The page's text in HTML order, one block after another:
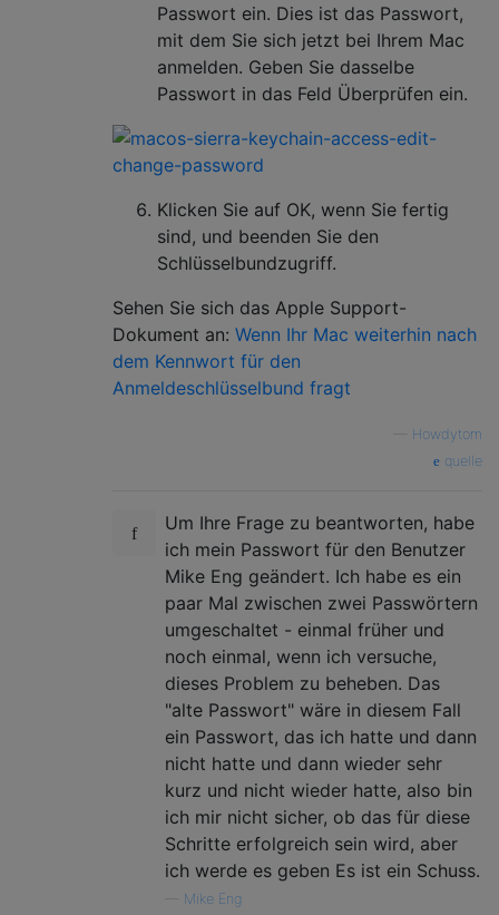
Passwort ein. Dies ist das Passwort,
mit dem Sie sich jetzt bei Ihrem Mac
anmelden. Geben Sie dasselbe
Passwort in das Feld Überprüfen ein.
Klicken Sie auf OK, wenn Sie fertig
sind, und beenden Sie den
Schlüsselbundzugriff.
Sehen Sie sich das Apple Support-
Dokument an: Wenn Ihr Mac weiterhin nach
dem Kennwort für den
Anmeldeschlüsselbund fragt
Howdytom
quelle
Um Ihre Frage zu beantworten, habe
ich mein Passwort für den Benutzer
Mike Eng geändert. Ich habe es ein
paar Mal zwischen zwei Passwörtern
umgeschaltet - einmal früher und
noch einmal, wenn ich versuche,
dieses Problem zu beheben. Das
"alte Passwort" wäre in diesem Fall
ein Passwort, das ich hatte und dann
nicht hatte und dann wieder sehr
kurz und nicht wieder hatte, also bin
ich mir nicht sicher, ob das für diese
Schritte erfolgreich sein wird, aber
ich werde es geben Es ist ein Schuss.
Mike Eng